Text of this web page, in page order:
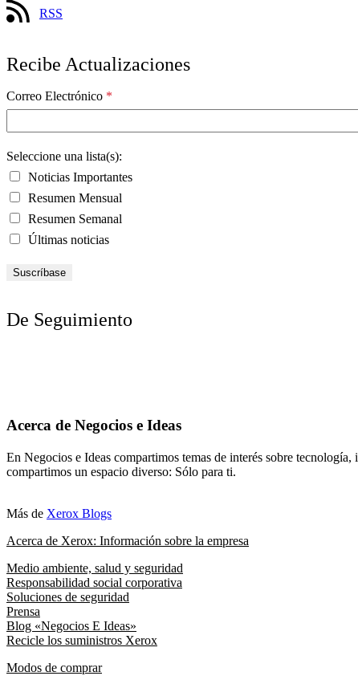
RSS
Recibe Actualizaciones
Correo Electrónico *
Seleccione una lista(s):
Noticias Importantes
Resumen Mensual
Resumen Semanal
Últimas noticias
De Seguimiento
Acerca de Negocios e Ideas
En Negocios e Ideas compartimos temas de interés sobre
compartimos un espacio diverso: Sólo para ti.
Más de Xerox Blogs
Acerca de Xerox: Información sobre la empresa
Medio ambiente, salud y seguridad
Responsabilidad social corporativa
Soluciones de seguridad
Prensa
Blog «Negocios E Ideas»
Recicle los suministros Xerox
Modos de comprar